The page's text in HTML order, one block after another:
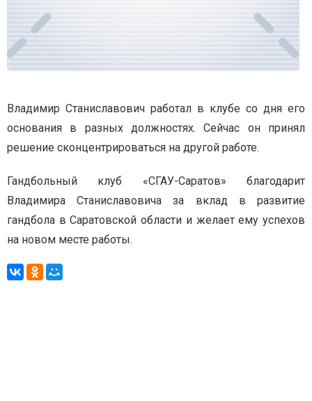
Владимир Станиславович работал в клубе со дня его
основания в разных должностях. Сейчас он принял
решение сконцентрироваться на другой работе.
Гандбольный клуб «СГАУ-Саратов» благодарит
Владимира Станиславовича за вклад в развитие
гандбола в Саратовской области и желает ему успехов
на новом месте работы.